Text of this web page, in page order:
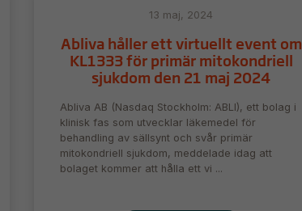
13 maj, 2024
Abliva håller ett virtuellt event om
KL1333 för primär mitokondriell
sjukdom den 21 maj 2024
Abliva AB (Nasdaq Stockholm: ABLI), ett bolag i
klinisk fas som utvecklar läkemedel för
behandling av sällsynt och svår primär
mitokondriell sjukdom, meddelade idag att
bolaget kommer att hålla ett vi ...
går inte att
behövs för
att hemsidan
över huvud
fungera.
Statistik